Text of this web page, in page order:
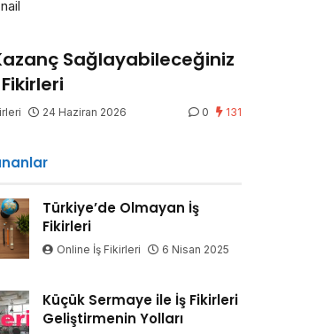
Sağlayabileceğiniz
24 Haziran 2026 0 131
Türkiye’de Olmayan İş
Fikirleri
Online İş Fikirleri 6 Nisan 2025
Küçük Sermaye ile İş Fikirleri
Geliştirmenin Yolları